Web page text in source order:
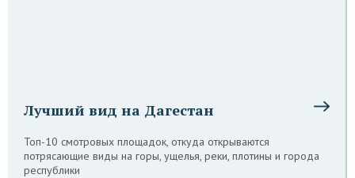
Лучший вид на Дагестан
Топ-10 смотровых площадок, откуда открываются
потрясающие виды на горы, ущелья, реки, плотины и города
республики